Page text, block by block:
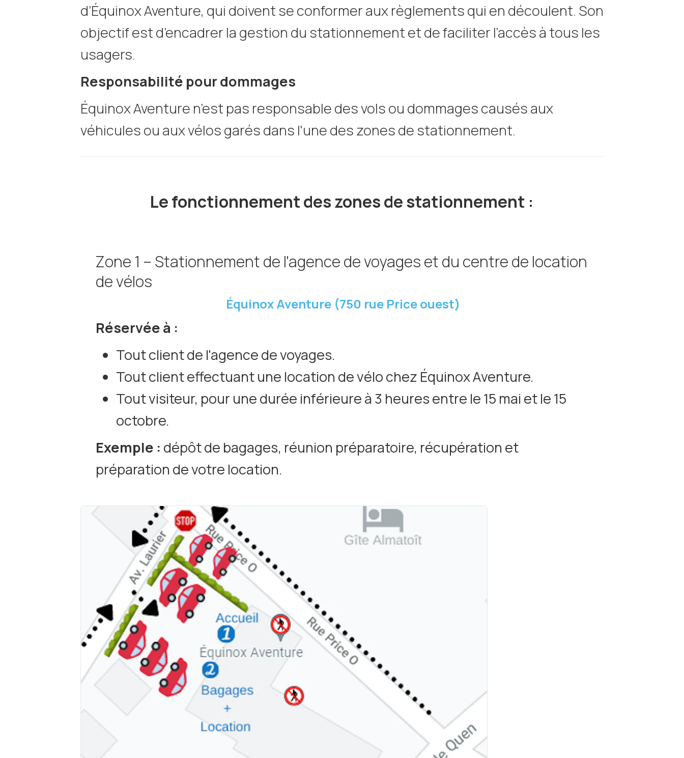
d’Équinox Aventure, qui doivent se conformer aux règlements qui en découlent. Son
objectif est d’encadrer la gestion du stationnement et de faciliter l’accès à tous les
usagers.
Responsabilité pour dommages
Équinox Aventure n’est pas responsable des vols ou dommages causés aux
véhicules ou aux vélos garés dans l'une des zones de stationnement.
Le fonctionnement des zones de stationnement :
Zone 1 – Stationnement de l'agence de voyages et du centre de location
de vélos
Équinox Aventure (750 rue Price ouest)
Réservée à :
Tout client de l'agence de voyages.
Tout client effectuant une location de vélo chez Équinox Aventure.
Tout visiteur, pour une durée inférieure à 3 heures entre le 15 mai et le 15
octobre.
Exemple : dépôt de bagages, réunion préparatoire, récupération et
préparation de votre location.